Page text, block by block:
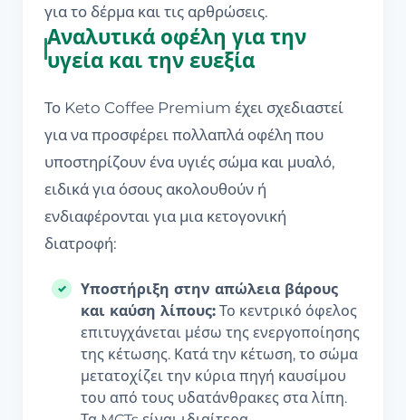
για το δέρμα και τις αρθρώσεις.
Αναλυτικά οφέλη για την
υγεία και την ευεξία
Το Keto Coffee Premium έχει σχεδιαστεί
για να προσφέρει πολλαπλά οφέλη που
υποστηρίζουν ένα υγιές σώμα και μυαλό,
ειδικά για όσους ακολουθούν ή
ενδιαφέρονται για μια κετογονική
διατροφή:
Υποστήριξη στην απώλεια βάρους
και καύση λίπους: Το κεντρικό όφελος
επιτυγχάνεται μέσω της ενεργοποίησης
της κέτωσης. Κατά την κέτωση, το σώμα
μετατοχίζει την κύρια πηγή καυσίμου
του από τους υδατάνθρακες στα λίπη.